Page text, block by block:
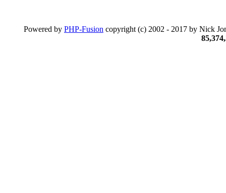
Powered by PHP-Fusion copyright (c) 2002 - 2017 by Nick